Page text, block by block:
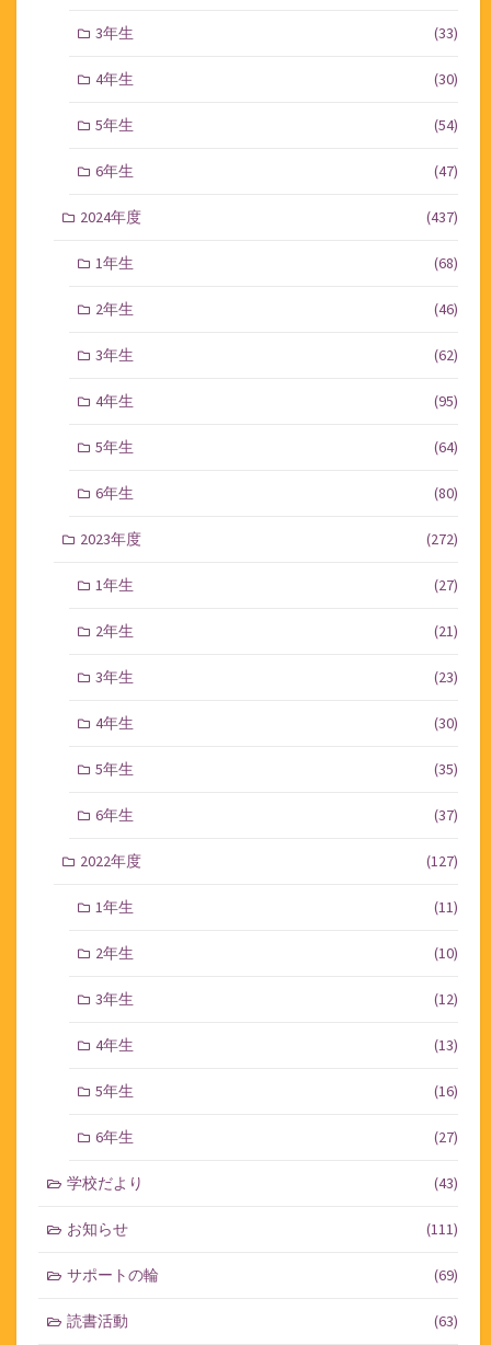
3年生 (33)
4年生 (30)
5年生 (54)
6年生 (47)
2024年度 (437)
1年生 (68)
2年生 (46)
3年生 (62)
4年生 (95)
5年生 (64)
6年生 (80)
2023年度 (272)
1年生 (27)
2年生 (21)
3年生 (23)
4年生 (30)
5年生 (35)
6年生 (37)
2022年度 (127)
1年生 (11)
2年生 (10)
3年生 (12)
4年生 (13)
5年生 (16)
6年生 (27)
学校だより (43)
お知らせ (111)
サポートの輪 (69)
読書活動 (63)